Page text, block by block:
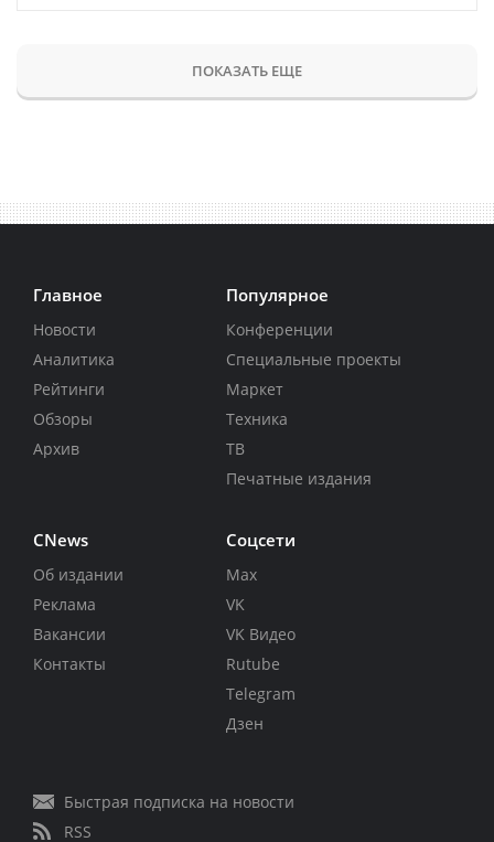
ПОКАЗАТЬ ЕЩЕ
Главное
Новости
Аналитика
Рейтинги
Обзоры
Архив
Популярное
Конференции
Специальные проекты
Маркет
Техника
ТВ
Печатные издания
CNews
Об издании
Реклама
Вакансии
Контакты
Соцсети
Max
VK
VK Видео
Rutube
Telegram
Дзен
Быстрая подписка на новости
RSS